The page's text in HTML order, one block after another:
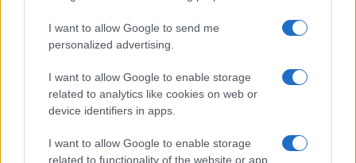
I want to allow Google to send me
personalized advertising.
I want to allow Google to enable storage
related to analytics like cookies on web or
device identifiers in apps.
I want to allow Google to enable storage
related to functionality of the website or app.
ΠΟΛΙΤΙΣΜΟΣ